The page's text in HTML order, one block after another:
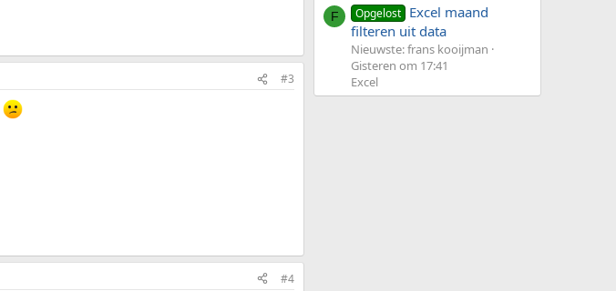
#3
#4
F Opgelost Excel maand
filteren uit data
Nieuwste: frans kooijman
Gisteren om 17:41
Excel